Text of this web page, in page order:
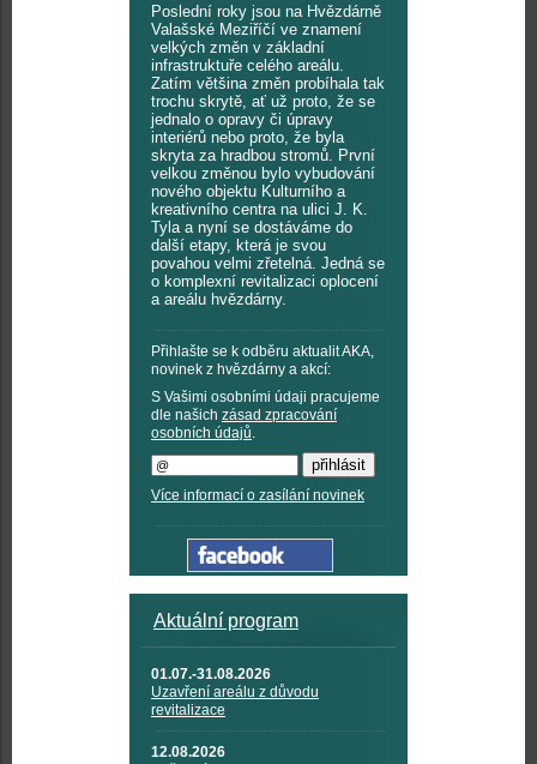
Poslední roky jsou na Hvězdárně
Valašské Meziříčí ve znamení
velkých změn v základní
infrastruktuře celého areálu.
Zatím většina změn probíhala tak
trochu skrytě, ať už proto, že se
jednalo o opravy či úpravy
interiérů nebo proto, že byla
skryta za hradbou stromů. První
velkou změnou bylo vybudování
nového objektu Kulturního a
kreativního centra na ulici J. K.
Tyla a nyní se dostáváme do
další etapy, která je svou
povahou velmi zřetelná. Jedná se
o komplexní revitalizaci oplocení
a areálu hvězdárny.
Přihlašte se k odběru aktualit AKA,
novinek z hvězdárny a akcí:
S Vašimi osobními údaji pracujeme
dle našich zásad zpracování
osobních údajů
Více informací o zasílání novinek
Aktuální program
01.07.-31.08.2026
Uzavření areálu z důvodu
revitalizace
12.08.2026